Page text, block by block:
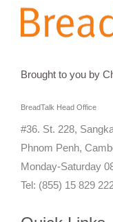
Brought to you by
BreadTalk Head Office
#36. St. 228,
Phnom Penh,
Monday-Saturday
Tel: (855) 15 829